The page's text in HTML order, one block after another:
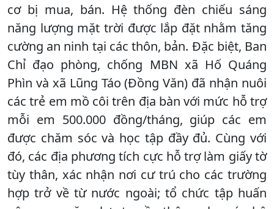
cơ bị mua, bán. Hệ thống đèn chiếu sáng
năng lượng mặt trời được lắp đặt nhằm tăng
cường an ninh tại các thôn, bản. Đặc biệt, Ban
Chỉ đạo phòng, chống MBN xã Hố Quáng
Phìn và xã Lũng Táo (Đồng Văn) đã nhận nuôi
các trẻ em mồ côi trên địa bàn với mức hỗ trợ
mỗi em 500.000 đồng/tháng, giúp các em
được chăm sóc và học tập đầy đủ. Cùng với
đó, các địa phương tích cực hỗ trợ làm giấy tờ
tùy thân, xác nhận nơi cư trú cho các trường
hợp trở về từ nước ngoài; tổ chức tập huấn